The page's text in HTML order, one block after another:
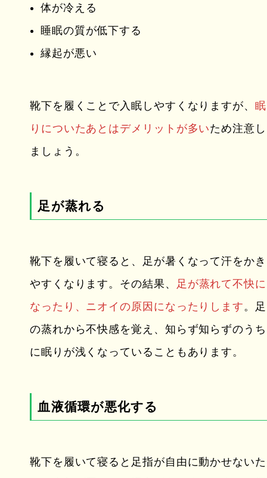
体が冷える
睡眠の質が低下する
縁起が悪い
靴下を履くことで入眠しやすくなりますが、 眠
りについたあとはデメリットが多いため注意し
ましょう。
足が蒸れる
靴下を履いて寝ると、足が暑くなって汗をかき
やすくなります。その結果、
足が蒸れて不快に
なったり、ニオイの原因になったりします。足
の蒸れから不快感を覚え、知らず知らずのうち
に眠りが浅くなっていることもあります。
血液循環が悪化する
靴下を履いて寝ると足指が自由に動かせないた